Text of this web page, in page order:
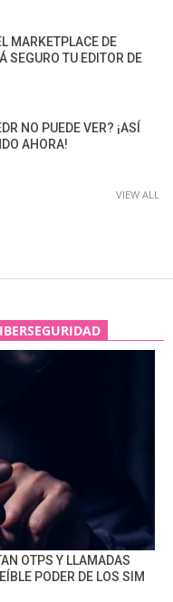
MARKETPLACE DE
SEGURO TU EDITOR DE
NO PUEDE VER? ¡ASÍ
AHORA!
VIEW ALL
OTPS Y LLAMADAS
PODER DE LOS SIM